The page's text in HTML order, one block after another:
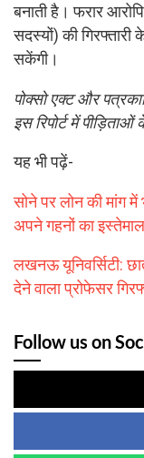
बनाती है। फरार
सदस्यों) की
सकेंगी।
पोक्सो एक्ट और
इस रिपोर्ट में
यह भी पढ़ें-
सोने पर लोन की मांग
अपने गहनों का
लखनऊ यूनिवर्सिटी:
देने वाला प्रोफेसर
Follow us on